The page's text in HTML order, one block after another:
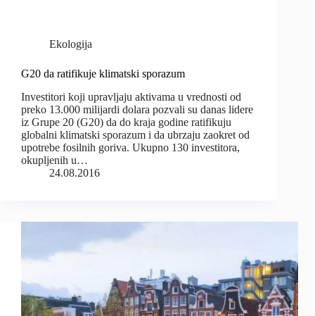
Ekologija
G20 da ratifikuje klimatski sporazum
Investitori koji upravljaju aktivama u vrednosti od
preko 13.000 milijardi dolara pozvali su danas lidere
iz Grupe 20 (G20) da do kraja godine ratifikuju
globalni klimatski sporazum i da ubrzaju zaokret od
upotrebe fosilnih goriva. Ukupno 130 investitora,
okupljenih u…
24.08.2016